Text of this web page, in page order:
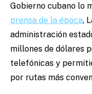
Gobierno cubano lo
prensa de la época,
administración
millones de dólares
telefónicas y
por rutas más